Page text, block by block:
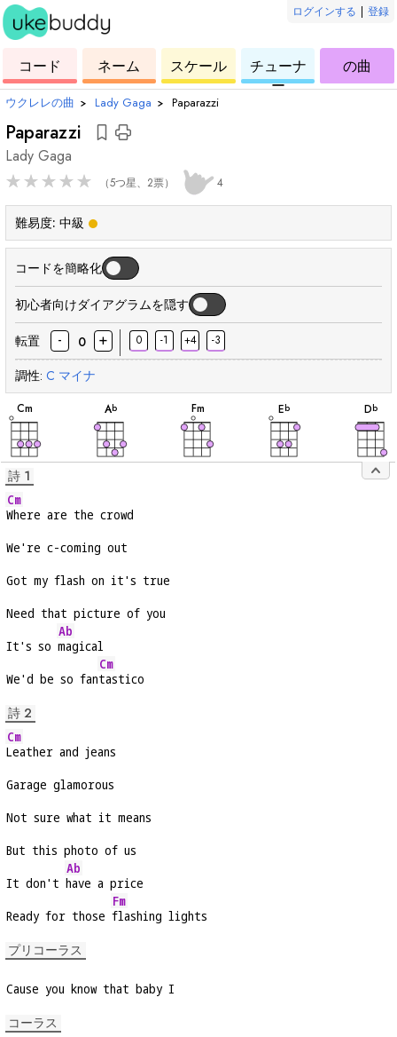
ログインする | 登録
ク
レ
レ
コード
コ
ー
ド
ネーム
ウ
ク
レ
レ
スケール
ク
レ
チューナ
ー
ウ
ク
レ
の曲
ウクレレの曲 › Lady Gaga › Paparazzi
Paparazzi
ー
ド
Lady Gaga
★ ★ ★ ★ ★ （5つ星、2票） 4
難易度: 中級
コードを簡略化
初心者向けダイアグラムを隠す
転置 - 0 + 0 -1 +4 -3
調性: C マイナ
Cm
和
Ab
和
Fm
和
Eb
和
Db
和
詩 1
Cm
Where are the crowd
We're c-coming out
Got my flash on it's true
Need that picture of you
It's so
Ab
magical
We'd be so fan
Cm
tastico
詩 2
Cm
Leather and jeans
Garage glamorous
Not sure what it means
But this photo of us
It don't
Ab
have a price
Ready for those
Fm
flashing lights
プリコーラス
Cause you know that baby I
コーラス